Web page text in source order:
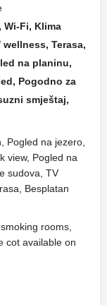
Wi-Fi, Klima
Terasa,
na planinu,
Pogodno za
smještaj,
Pogled na jezero,
view, Pogled na
sudova, TV
Besplatan
rooms,
cot available on